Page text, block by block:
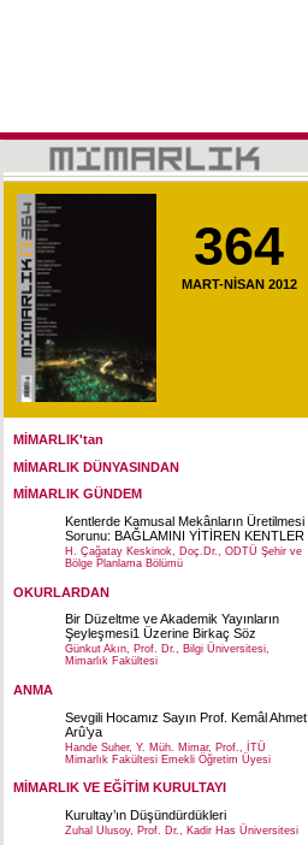
364
MART-NİSAN 2012
MİMARLIK'tan
MİMARLIK DÜNYASINDAN
MİMARLIK GÜNDEM
Kentlerde Kamusal Mekânların Üretilmesi
Sorunu: BAĞLAMINI YİTİREN KENTLER
H. Çağatay Keskinok, Doç.Dr., ODTÜ Şehir ve
Bölge Planlama Bölümü
OKURLARDAN
Bir Düzeltme ve Akademik Yayınların
Şeyleşmesi1 Üzerine Birkaç Söz
Günkut Akın, Prof. Dr., Bilgi Üniversitesi,
Mimarlık Fakültesi
ANMA
Sevgili Hocamız Sayın Prof. Kemâl Ahmet
Arû’ya
Hande Suher, Y. Müh. Mimar, Prof., İTÜ
Mimarlık Fakültesi Emekli Öğretim Üyesi
MİMARLIK VE EĞİTİM KURULTAYI
Kurultay’ın Düşündürdükleri
Zuhal Ulusoy, Prof. Dr., Kadir Has Üniversitesi